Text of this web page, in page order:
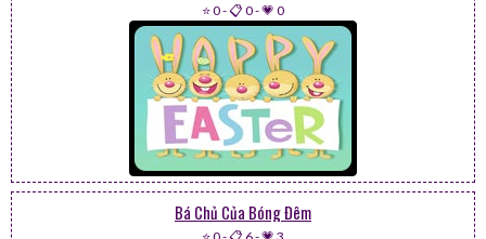
⭐ 0-📋 0-💗 0
Bá Chủ Của Bóng Đêm